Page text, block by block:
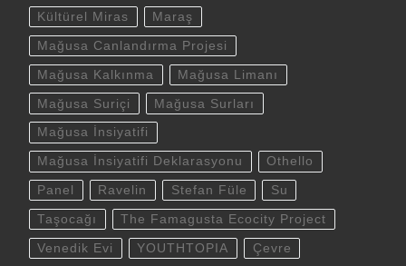
Kültürel Miras Maraş
Mağusa Canlandırma Projesi
Mağusa Kalkınma Mağusa Limanı
Mağusa Suriçi Mağusa Surları
Mağusa İnsiyatifi
Mağusa İnsiyatifi Deklarasyonu Othello
Panel Ravelin Stefan Füle Su
Taşocağı The Famagusta Ecocity Project
Venedik Evi YOUTHTOPIA Çevre